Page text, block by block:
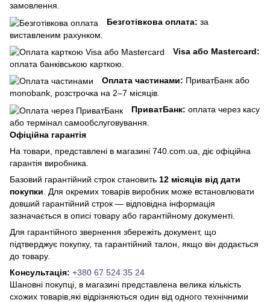
замовлення.
Безготівкова оплата: за
виставленим рахунком.
Visa або Mastercard:
оплата банківською карткою.
Оплата частинами: ПриватБанк або
monobank, розстрочка на 2–7 місяців.
ПриватБанк: оплата через касу
або термінал самообслуговування.
Офіційна гарантія
На товари, представлені в магазині 740.com.ua, діє офіційна
гарантія виробника.
Базовий гарантійний строк становить 12 місяців від дати
покупки . Для окремих товарів виробник може встановлювати
довший гарантійний строк — відповідна інформація
зазначається в описі товару або гарантійному документі.
Для гарантійного звернення збережіть документ, що
підтверджує покупку, та гарантійний талон, якщо він додається
до товару.
Консультація: +380 67 524 35 24
Шановні покупці, в магазині представлена ​​велика кількість
схожих товарів,які відрізняються один від одного технічними